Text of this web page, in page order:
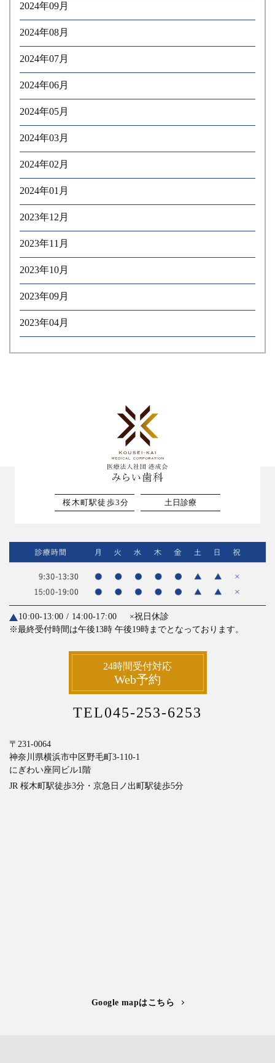
2024年09月
2024年08月
2024年07月
2024年06月
2024年05月
2024年03月
2024年02月
2024年01月
2023年12月
2023年11月
2023年10月
2023年09月
2023年04月
桜木町駅徒歩3分 土日診療
10:00-13:00 / 14:00-17:00
×祝日休診
※最終受付時間は午後13時 午後19時までとなっております。
24時間受付対応
Web予約
TEL045-253-6253
〒231-0064
神奈川県横浜市中区野毛町3-110-1
にぎわい座同ビル1階
JR 桜木町駅徒歩3分・京急日ノ出町駅徒歩5分
Google mapはこちら